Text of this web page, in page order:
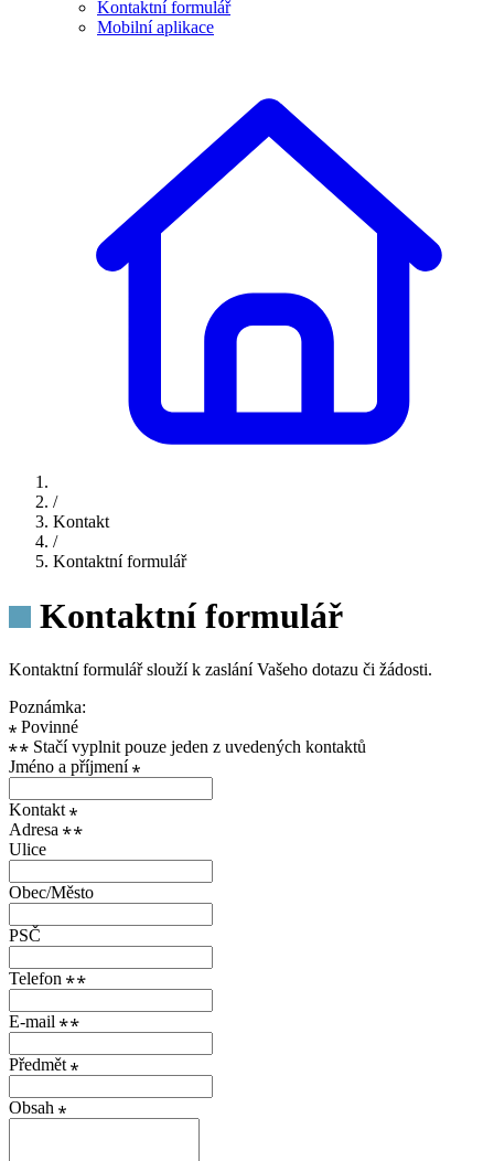
Kontaktní formulář
Mobilní aplikace
/
Kontakt
/
Kontaktní formulář
Kontaktní formulář
Kontaktní formulář slouží k zaslání Vašeho dotazu či žádosti.
Poznámka:
Povinné
Stačí vyplnit pouze jeden z uvedených kontaktů
Jméno a příjmení
Kontakt
Adresa
Ulice
Obec/Město
PSČ
Telefon
E-mail
Předmět
Obsah